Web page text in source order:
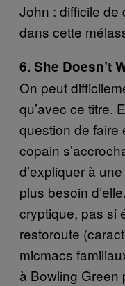
John : difficile de
dans cette
6. She Doesn’t
On peut
qu’avec ce titre.
question de faire
copain
d’expliquer à
plus besoin
cryptique, pas si
restoroute
micmacs
à Bowling Green